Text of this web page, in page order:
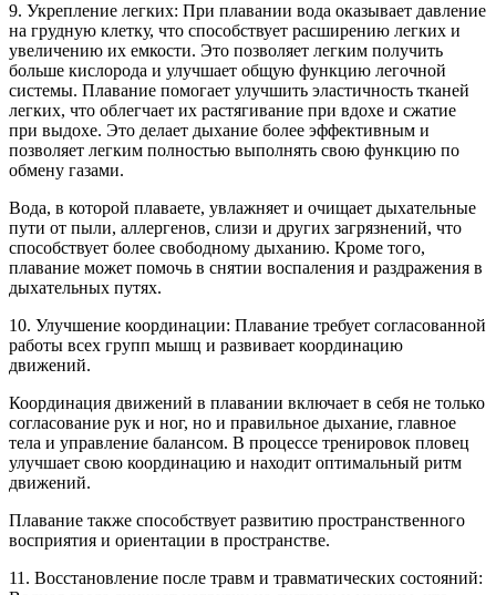
9. Укрепление легких: При плавании вода оказывает давление
на грудную клетку, что способствует расширению легких и
увеличению их емкости. Это позволяет легким получить
больше кислорода и улучшает общую функцию легочной
системы. Плавание помогает улучшить эластичность тканей
легких, что облегчает их растягивание при вдохе и сжатие
при выдохе. Это делает дыхание более эффективным и
позволяет легким полностью выполнять свою функцию по
обмену газами.
Вода, в которой плаваете, увлажняет и очищает дыхательные
пути от пыли, аллергенов, слизи и других загрязнений, что
способствует более свободному дыханию. Кроме того,
плавание может помочь в снятии воспаления и раздражения в
дыхательных путях.
10. Улучшение координации: Плавание требует согласованной
работы всех групп мышц и развивает координацию
движений.
Координация движений в плавании включает в себя не только
согласование рук и ног, но и правильное дыхание, главное
тела и управление балансом. В процессе тренировок пловец
улучшает свою координацию и находит оптимальный ритм
движений.
Плавание также способствует развитию пространственного
восприятия и ориентации в пространстве.
11. Восстановление после травм и травматических состояний: